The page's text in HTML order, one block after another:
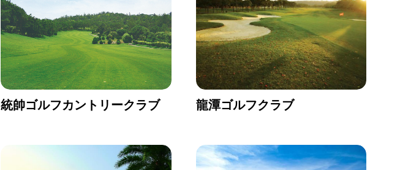
統帥ゴルフカントリークラブ 龍潭ゴルフクラブ